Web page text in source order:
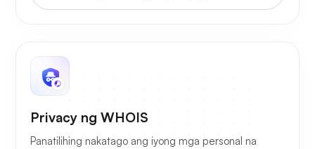
Privacy ng WHOIS
Panatilihing nakatago ang iyong mga personal na